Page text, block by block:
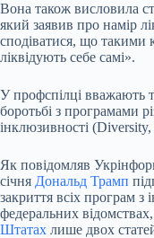
Вона також висловила
який заявив про намір
сподіватися, що такими
ліквідують себе самі».
У профспілці вважають
боротьбі з програмами
інклюзивності
Як повідомляв
січня Дональд Трамп
закриття всіх програм з
федеральних
Штатах лише двох